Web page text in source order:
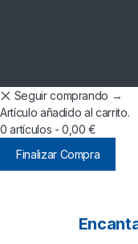
Seguir comprando →
Artículo añadido al carrito.
0 artículos -0,00€
Finalizar Compra